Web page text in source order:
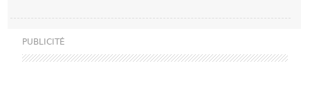
PUBLICITÉ